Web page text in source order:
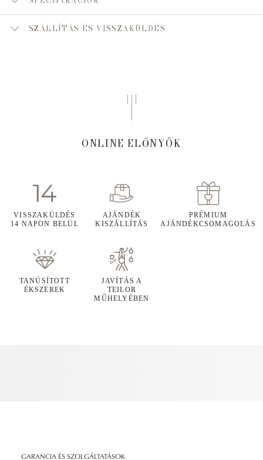
SZÁLLÍTÁS ÉS VISSZAKÜLDÉS
ONLINE ELŐNYÖK
VISSZAKÜLDÉS
14 NAPON BELÜL
AJÁNDÉK
KISZÁLLÍTÁS
PRÉMIUM
AJÁNDÉKCSOMAGOLÁS
TANÚSÍTOTT
ÉKSZEREK
JAVÍTÁS A
TEILOR
MŰHELYÉBEN
GARANCIA ÉS SZOLGÁLTATÁSOK